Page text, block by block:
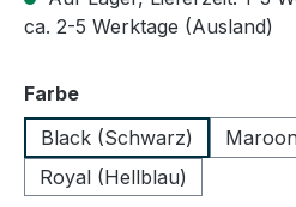
ca. 2-5 Werktage (Ausland)
Farbeauswählen
Black (Schwarz)
Royal (Hellblau)